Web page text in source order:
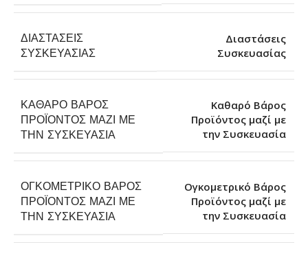
ΔΙΑΣΤΆΣΕΙΣ
ΣΥΣΚΕΥΑΣΊΑΣ
Διαστάσεις
Συσκευασίας
ΚΑΘΑΡΌ ΒΆΡΟΣ
ΠΡΟΪΌΝΤΟΣ ΜΑΖΊ ΜΕ
ΤΗΝ ΣΥΣΚΕΥΑΣΊΑ
Καθαρό Βάρος
Προϊόντος μαζί με
την Συσκευασία
ΟΓΚΟΜΕΤΡΙΚΌ ΒΆΡΟΣ
ΠΡΟΪΌΝΤΟΣ ΜΑΖΊ ΜΕ
ΤΗΝ ΣΥΣΚΕΥΑΣΊΑ
Ογκομετρικό Βάρος
Προϊόντος μαζί με
την Συσκευασία